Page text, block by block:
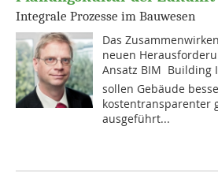
Integrale Prozesse im Bauwesen
Das
neuen
Ansatz BIM 
sollen Gebäude
kostentransparenter
ausgeführt...